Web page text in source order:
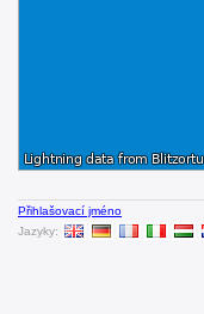
Přihlašovací jméno
Jazyky: